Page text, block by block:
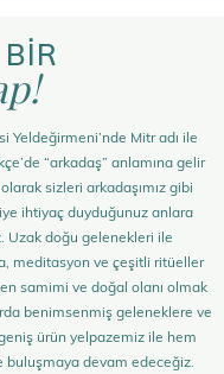
Yeldeğirmeni’nde Mitr adı ile
“arkadaş” anlamına gelir
sizleri arkadaşımız gibi
ihtiyaç duyduğunuz anlara
Uzak doğu gelenekleri ile
meditasyon ve çeşitli ritüeller
samimi ve doğal olanı olmak
benimsenmiş geleneklere ve
ürün yelpazemiz ile hem
devam edeceğiz.